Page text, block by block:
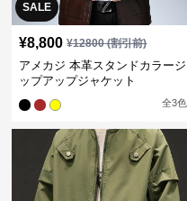
SALE
¥8,800 ¥12800(割引前)
アメカジ 本革スタンドカラージ
ップアップジャケット
全3色